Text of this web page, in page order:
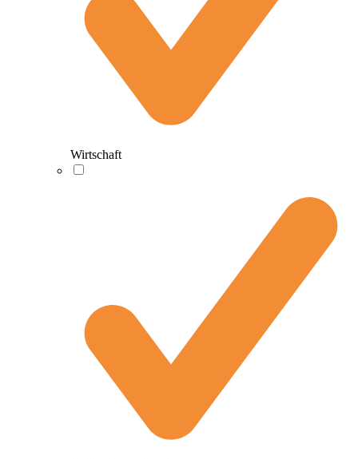
Wirtschaft